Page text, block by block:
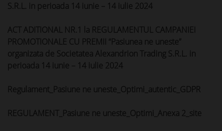
S.R.L. in perioada 14 iunie – 14 iulie 2024
ACT ADITIONAL NR.1 la REGULAMENTUL CAMPANIEI
PROMOTIONALE CU PREMII “Pasiunea ne uneste”
organizata de Societatea Alexandrion Trading S.R.L. in
perioada 14 iunie – 14 iulie 2024
Regulament_Pasiune ne uneste_Optimi_autentic_GDPR
REGULAMENT_Pasiune ne uneste_Optimi_Anexa 2_site